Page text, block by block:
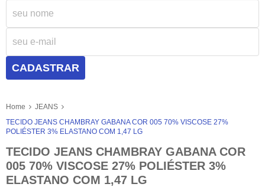
CADASTRAR
Home
JEANS
TECIDO JEANS CHAMBRAY GABANA COR 005 70% VISCOSE 27%
POLIÉSTER 3% ELASTANO COM 1,47 LG
TECIDO JEANS CHAMBRAY GABANA COR
005 70% VISCOSE 27% POLIÉSTER 3%
ELASTANO COM 1,47 LG